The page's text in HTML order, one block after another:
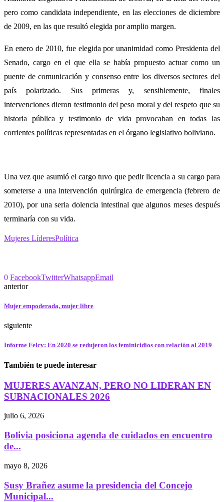
pero como candidata independiente, en las elecciones de diciembre
de 2009, en las que resultó elegida por amplio margen.
En enero de 2010, fue elegida por unanimidad como Presidenta del
Senado, cargo en el que ella se había propuesto actuar como un
puente de comunicación y consenso entre los diversos sectores del
país polarizado. Sus primeras y, sensiblemente, finales
intervenciones dieron testimonio del peso moral y del respeto que su
historia pública y testimonio de vida provocaban en todas las
corrientes políticas representadas en el órgano legislativo boliviano.
Una vez que asumió el cargo tuvo que pedir licencia a su cargo para
someterse a una intervención quirúrgica de emergencia (febrero de
2010), por una seria dolencia intestinal que algunos meses después
terminaría con su vida.
Mujeres LíderesPolítica
0 FacebookTwitterWhatsappEmail
anterior
Mujer empoderada, mujer libre
siguiente
Informe Felcv: En 2020 se redujeron los feminicidios con relación al 2019
También te puede interesar
MUJERES AVANZAN, PERO NO LIDERAN EN
SUBNACIONALES 2026
julio 6, 2026
Bolivia posiciona agenda de cuidados en encuentro
de...
mayo 8, 2026
Susy Brañez asume la presidencia del Concejo
Municipal...